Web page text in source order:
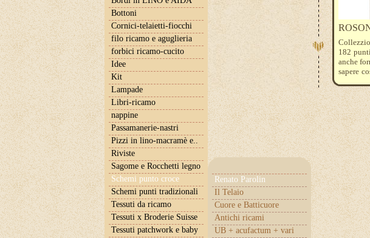
Bottoni
Cornici-telaietti-fiocchi
filo ricamo e aguglieria
forbici ricamo-cucito
Idee
Kit
Lampade
Libri-ricamo
nappine
Passamanerie-nastri
Pizzi in lino-macramè e..
Riviste
Sagome e Rocchetti legno
Schemi punto croce
Renato Parolin
Il Telaio
Cuore e Batticuore
Antichi ricami
UB + acufactum + vari
Schemi punti tradizionali
Tessuti da ricamo
Tessuti x Broderie Suisse
Tessuti patchwork e baby
182
anche
sapere
Rocche
cambio